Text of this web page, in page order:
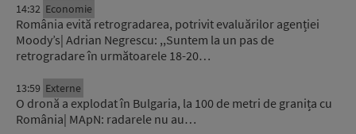
14:32 Economie
România evită retrogradarea, potrivit evaluărilor agenției
Moody’s| Adrian Negrescu: ,,Suntem la un pas de
retrogradare în următoarele 18-20…
13:59 Externe
O dronă a explodat în Bulgaria, la 100 de metri de granița cu
România| MApN: radarele nu au…